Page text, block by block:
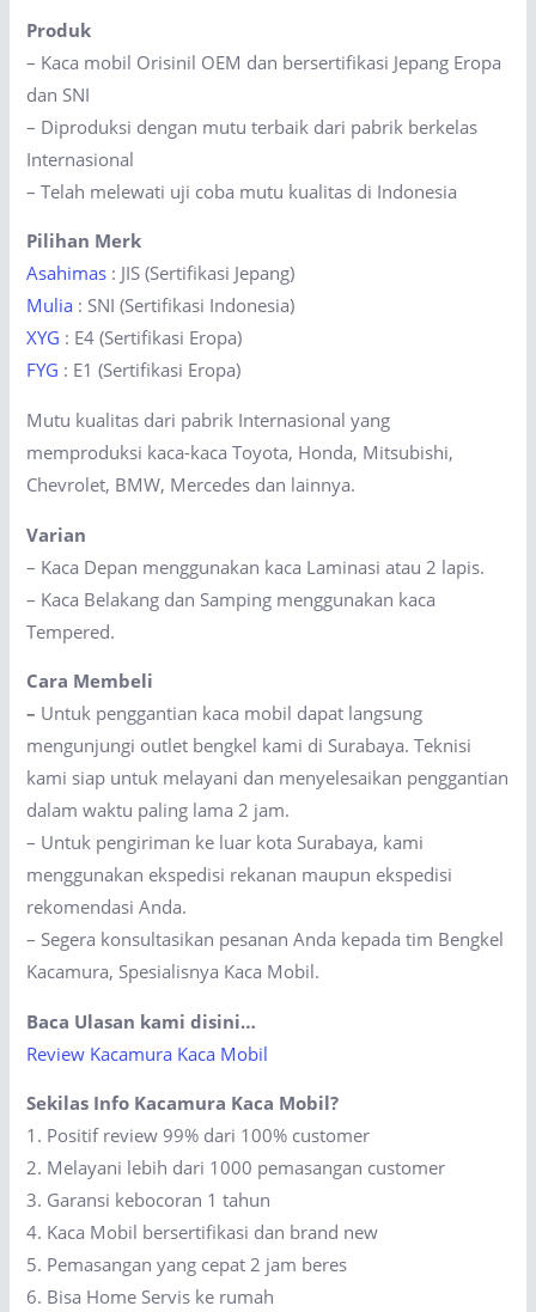
19
W156
(Hitam)
Surabaya
quantity
Produk
– Kaca mobil Orisinil OEM dan bersertifikasi Jepang Eropa
dan SNI
– Diproduksi dengan mutu terbaik dari pabrik berkelas
Internasional
– Telah melewati uji coba mutu kualitas di Indonesia
Pilihan Merk
Asahimas : JIS (Sertifikasi Jepang)
Mulia : SNI (Sertifikasi Indonesia)
XYG : E4 (Sertifikasi Eropa)
FYG : E1 (Sertifikasi Eropa)
Mutu kualitas dari pabrik Internasional yang
memproduksi kaca-kaca Toyota, Honda, Mitsubishi,
Chevrolet, BMW, Mercedes dan lainnya.
Varian
– Kaca Depan menggunakan kaca Laminasi atau 2 lapis.
– Kaca Belakang dan Samping menggunakan kaca
Tempered.
Cara Membeli
– Untuk penggantian kaca mobil dapat langsung
mengunjungi outlet bengkel kami di Surabaya. Teknisi
kami siap untuk melayani dan menyelesaikan penggantian
dalam waktu paling lama 2 jam.
– Untuk pengiriman ke luar kota Surabaya, kami
menggunakan ekspedisi rekanan maupun ekspedisi
rekomendasi Anda.
– Segera konsultasikan pesanan Anda kepada tim Bengkel
Kacamura, Spesialisnya Kaca Mobil.
Baca Ulasan kami disini…
Review Kacamura Kaca Mobil
Sekilas Info Kacamura Kaca Mobil?
1. Positif review 99% dari 100% customer
2. Melayani lebih dari 1000 pemasangan customer
3. Garansi kebocoran 1 tahun
4. Kaca Mobil bersertifikasi dan brand new
5. Pemasangan yang cepat 2 jam beres
6. Bisa Home Servis ke rumah